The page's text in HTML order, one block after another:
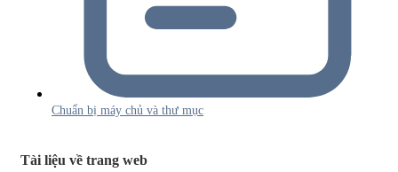
Chuẩn bị máy chủ và thư mục
Tài liệu về trang web